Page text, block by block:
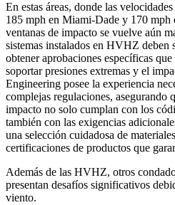
En estas áreas, donde las
185 mph en Miami-Dade y 170
ventanas de impacto se vuelve aún
sistemas instalados en HVHZ deben
obtener aprobaciones específicas
soportar presiones extremas y el
Engineering posee la experiencia
complejas regulaciones, asegurando
impacto no solo cumplan con los
también con las exigencias
una selección cuidadosa de
certificaciones de productos que
Además de las HVHZ, otros
presentan desafíos significativos
viento.